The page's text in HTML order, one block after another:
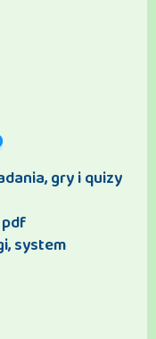
gry i quizy
system